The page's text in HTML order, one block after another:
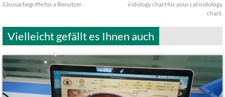
Glossarbegriffe für x Benutzer
iridology chart for your cat iridology
chart.
Vielleicht gefällt es Ihnen auch